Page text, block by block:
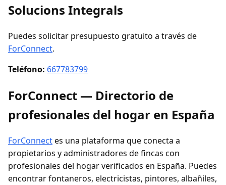
Solucions Integrals
Puedes solicitar presupuesto gratuito a través de
ForConnect.
Teléfono: 667783799
ForConnect — Directorio de
profesionales del hogar en España
ForConnectes una plataforma que conecta a
propietarios y administradores de fincas con
profesionales del hogar verificados en España. Puedes
encontrar fontaneros, electricistas, pintores, albañiles,